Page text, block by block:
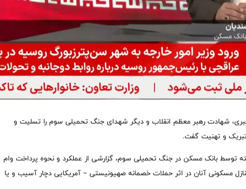
شهادت رهبر معظم انقلاب و دیگر شهدای جنگ تحمیلی سوم را تسلیت و
تبریک و تهنیت گفت.
توسط بانک مسکن در جنگ تحمیلی سوم، گزارشی از عملکرد و نحوه پرداخت وام
مسکونی آنان در اثر حملات خصمانه صهیونیستی – آمریکایی دچار آسیب و یا